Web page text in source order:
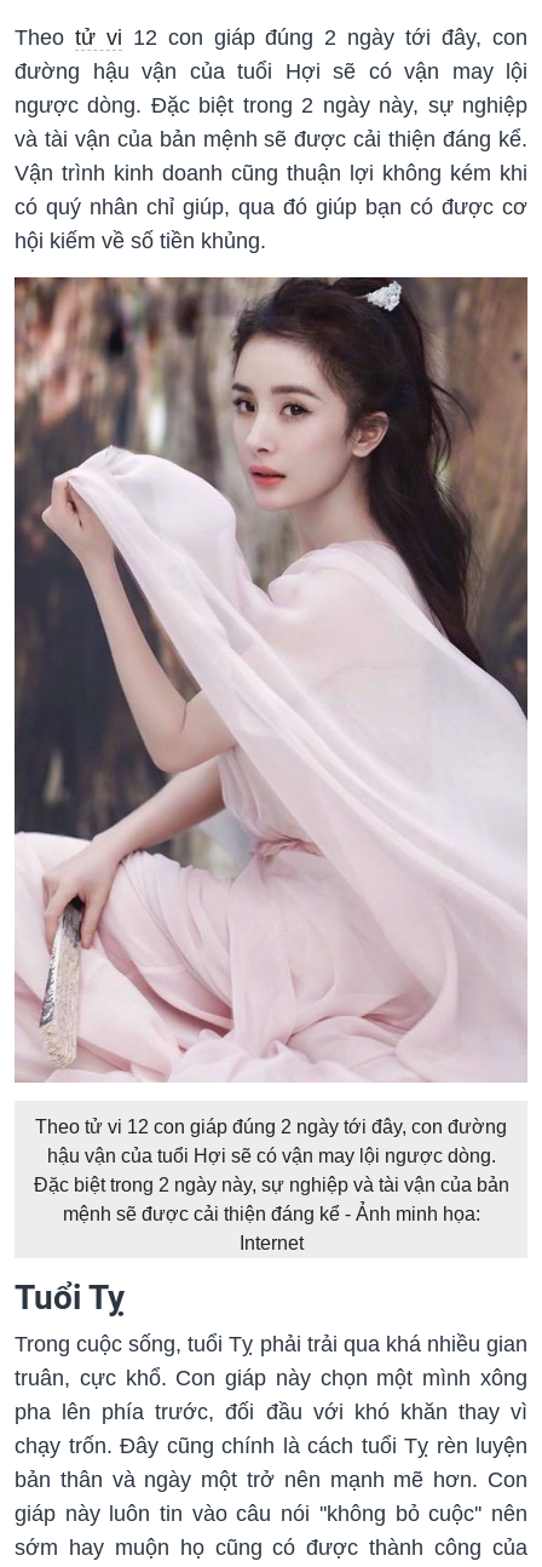
Theo tử vi 12 con giáp đúng 2 ngày tới đây, con
đường hậu vận của tuổi Hợi sẽ có vận may lội
ngược dòng. Đặc biệt trong 2 ngày này, sự nghiệp
và tài vận của bản mệnh sẽ được cải thiện đáng kể.
Vận trình kinh doanh cũng thuận lợi không kém khi
có quý nhân chỉ giúp, qua đó giúp bạn có được cơ
hội kiếm về số tiền khủng.
Theo tử vi 12 con giáp đúng 2 ngày tới đây, con đường
hậu vận của tuổi Hợi sẽ có vận may lội ngược dòng.
Đặc biệt trong 2 ngày này, sự nghiệp và tài vận của bản
mệnh sẽ được cải thiện đáng kể - Ảnh minh họa:
Internet
Tuổi Tỵ
Trong cuộc sống, tuổi Tỵ phải trải qua khá nhiều gian
truân, cực khổ. Con giáp này chọn một mình xông
pha lên phía trước, đối đầu với khó khăn thay vì
chạy trốn. Đây cũng chính là cách tuổi Tỵ rèn luyện
bản thân và ngày một trở nên mạnh mẽ hơn. Con
giáp này luôn tin vào câu nói ''không bỏ cuộc'' nên
sớm hay muộn họ cũng có được thành công của